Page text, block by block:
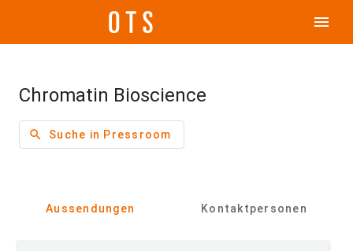
menu
Chromatin Bioscience
search Suche in Pressroom
Aussendungen Kontaktpersonen